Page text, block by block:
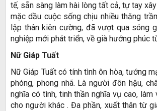
tế, sẵn sàng làm hài lòng tất cả, tự tay
mặc dầu cuộc sống chịu nhiều thăng
lập thân kiên cường, đã vượt qua sóng
nghiệp mới phát triển, về già hưởng phúc
Nữ Giáp Tuất
Nữ Giáp Tuất có tính tình ôn hòa, tướng
phóng, phong nhã. Là người đôn hậu,
nghĩa có tình, tinh thần nghĩa vụ cao, làm
cho người khác . Đa phần, xuất thân từ